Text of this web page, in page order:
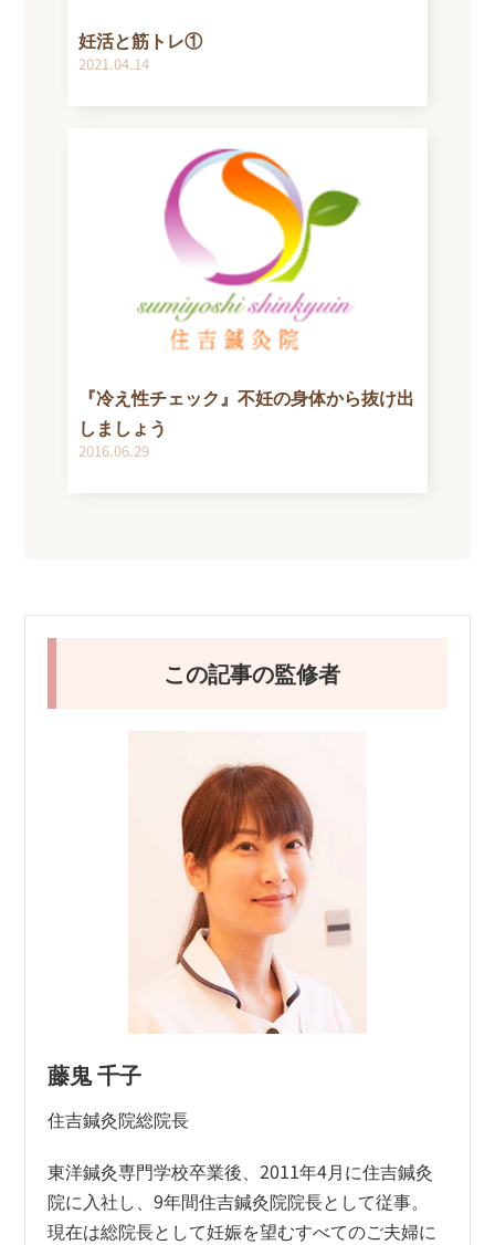
妊活と筋トレ①
2021.04.14
『冷え性チェック』不妊の身体から抜け出
しましょう
2016.06.29
この記事の監修者
藤鬼 千子
住吉鍼灸院総院長
東洋鍼灸専門学校卒業後、2011年4月に住吉鍼灸
院に入社し、9年間住吉鍼灸院院長として従事。
現在は総院長として妊娠を望むすべてのご夫婦に